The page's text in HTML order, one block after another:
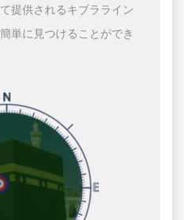
提供されるキブラライン
単に見つけることができ